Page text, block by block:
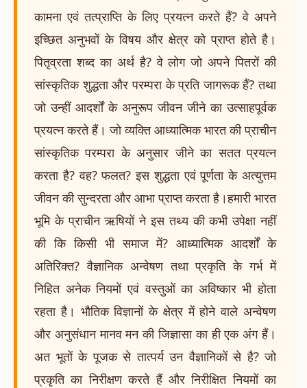
कामना एवं तत्प्राप्ति के लिए प्रयत्न करते हैं? वे अपने
इच्छित अनुभवों के विषय और क्षेत्र को प्राप्त होते है।
पितृव्रता शब्द का अर्थ है? वे लोग जो अपने पितरों की
सांस्कृतिक शुद्धता और परम्परा के प्रति जागरूक हैं? तथा
जो उन्हीं आदर्शों के अनुरूप जीवन जीने का उत्साहपूर्वक
प्रयत्न करते हैं। जो व्यक्ति आध्यात्मिक भारत की प्राचीन
सांस्कृतिक परम्परा के अनुसार जीने का सतत प्रयत्न
करता है? वह? फलत? इस शुद्धता एवं पूर्णता के अत्युत्तम
जीवन की सुन्दरता और आभा प्राप्त करता है।हमारी भारत
भूमि के प्राचीन ऋषियों ने इस तथ्य की कभी उपेक्षा नहीं
की कि किसी भी समाज में? आध्यात्मिक आदर्शों के
अतिरिक्त? वैज्ञानिक अन्वेषण तथा प्रकृति के गर्भ में
निहित अनेक नियमों एवं वस्तुओं का अविष्कार भी होता
रहता है। भौतिक विज्ञानों के क्षेत्र में होने वाले अन्वेषण
और अनुसंधान मानव मन की जिज्ञासा का ही एक अंग हैं।
अत भूतों के पूजक से तात्पर्य उन वैज्ञानिकों से है? जो
प्रकृति का निरीक्षण करते हैं और निरीक्षित नियमों का